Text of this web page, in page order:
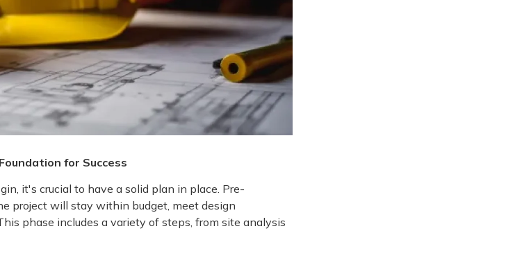
for Success
it's crucial to have a solid plan in place. Pre-
project will stay within budget, meet design
phase includes a variety of steps, from site analysis